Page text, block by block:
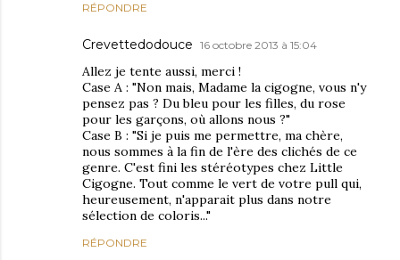
RÉPONDRE
Crevettedodouce 16 octobre 2013 à 15:04
Allez je tente aussi, merci !
Case A : "Non mais, Madame la cigogne, vous n'y
pensez pas ? Du bleu pour les filles, du rose
pour les garçons, où allons nous ?"
Case B : "Si je puis me permettre, ma chère,
nous sommes à la fin de l'ère des clichés de ce
genre. C'est fini les stéréotypes chez Little
Cigogne. Tout comme le vert de votre pull qui,
heureusement, n'apparait plus dans notre
sélection de coloris..."
RÉPONDRE